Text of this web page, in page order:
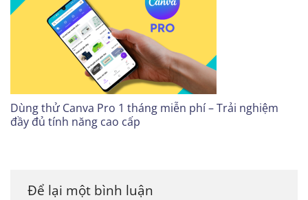
Dùng thử Canva Pro 1 tháng miễn phí – Trải nghiệm
đầy đủ tính năng cao cấp
Để lại một bình luận